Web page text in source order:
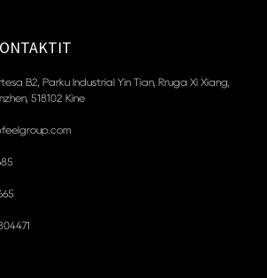
B2, Parku Industrial Yin Tian, ​​Rruga Xi Xiang,
518102 Kinë